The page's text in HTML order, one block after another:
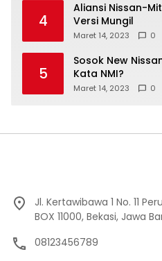
4
Aliansi Nissan-
Versi Mungil
Maret 14, 2023 0
5
Sosok New
Kata NMI?
Maret 14, 2023 0
Jl. Kertawibawa 1 No. 11
BOX 11000, Bekasi, Jawa
08123456789